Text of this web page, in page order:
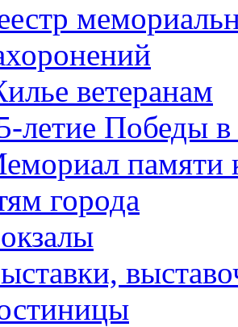
ветеранам
летие Победы
памяти
города